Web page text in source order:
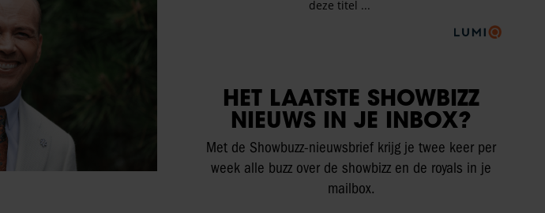
HET LAATSTE SHOWBIZZ
NIEUWS IN JE INBOX?
Met de Showbuzz-nieuwsbrief krijg je twee keer per
week alle buzz over de showbizz en de royals in je
mailbox.